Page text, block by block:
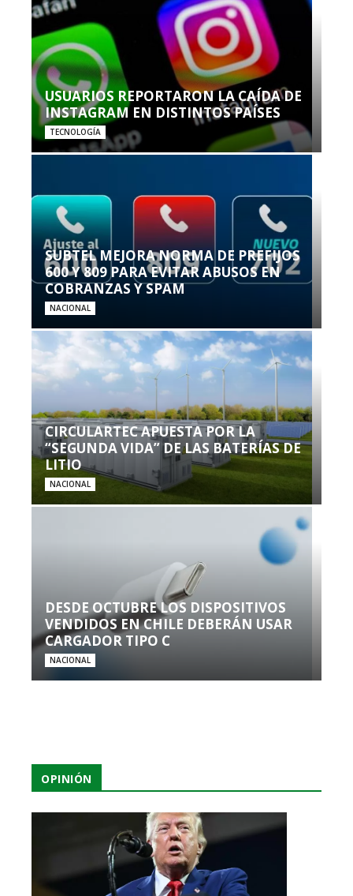
USUARIOS REPORTARON LA CAÍDA DE
INSTAGRAM EN DISTINTOS PAÍSES
TECNOLOGÍA
SUBTEL MEJORA NORMA DE PREFIJOS
600 Y 809 PARA EVITAR ABUSOS EN
COBRANZAS Y SPAM
NACIONAL
CIRCULARTEC APUESTA POR LA
“SEGUNDA VIDA” DE LAS BATERÍAS DE
LITIO
NACIONAL
DESDE OCTUBRE LOS DISPOSITIVOS
VENDIDOS EN CHILE DEBERÁN USAR
CARGADOR TIPO C
NACIONAL
OPINIÓN